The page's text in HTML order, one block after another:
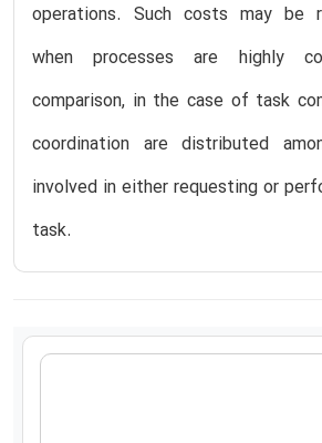
operations. Such costs may be
when processes are highly
comparison, in the case of task
coordination are distributed
involved in either requesting or
task.